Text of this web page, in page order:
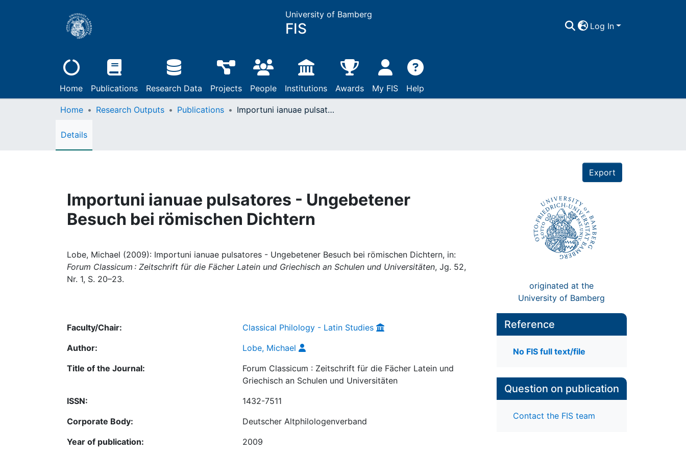
University of Bamberg
FIS Log In
Home Publications Research Data Projects People Institutions Awards My FIS Help
Home Research Outputs Publications Importuni ianuae pulsatores - Ungebetener Besuch bei römischen Dichtern
Details
Export
Importuni ianuae pulsatores - Ungebetener
Besuch bei römischen Dichtern
Lobe, Michael (2009): Importuni ianuae pulsatores - Ungebetener Besuch bei römischen Dichtern, in:
Forum Classicum : Zeitschrift für die Fächer Latein und Griechisch an Schulen und Universitäten, Jg. 52,
Nr. 1, S. 20–23.
originated at the
University of Bamberg
Faculty/Chair:
Classical Philology - Latin Studies
Author:
Lobe, Michael
Title of the Journal:
Forum Classicum : Zeitschrift für die Fächer Latein und
Griechisch an Schulen und Universitäten
ISSN:
1432-7511
Corporate Body:
Deutscher Altphilologenverband
Year of publication:
2009
Reference
No FIS full text/file
Question on publication
Contact the FIS team